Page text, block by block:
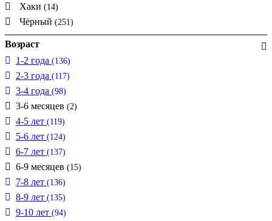
Хаки (14)
Чёрный (251)
Возраст
1-2 года (136)
2-3 года (117)
3-4 года (98)
3-6 месяцев (2)
4-5 лет (119)
5-6 лет (124)
6-7 лет (137)
6-9 месяцев (15)
7-8 лет (136)
8-9 лет (135)
9-10 лет (94)